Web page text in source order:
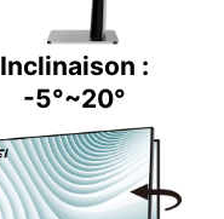
Inclinaison :
-5°~20°